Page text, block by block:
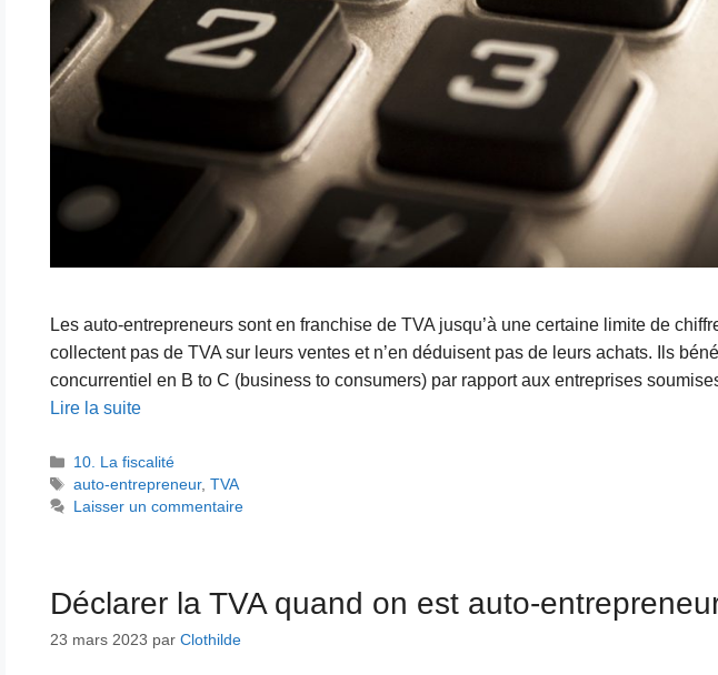
Les auto-entrepreneurs sont en franchise de TVA jusqu’à une certaine limite de
collectent pas de TVA sur leurs ventes et n’en déduisent pas de leurs achats. Ils
concurrentiel en B to C (business to consumers) par rapport aux entreprises
Lire la suite
Catégories
10. La fiscalité
Étiquettes
auto-entrepreneur,TVA
Laisser un commentaire
Déclarer la TVA quand on est auto-
23 mars 2023 par Clothilde